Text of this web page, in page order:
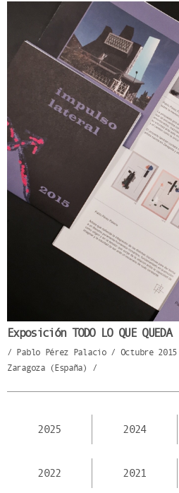
Exposición TODO LO QUE QUEDA
/ Pablo Pérez Palacio / Octubre
Zaragoza (España) /
2025 2024
2022 2021